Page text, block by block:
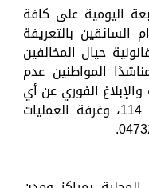
اليومية على كافة
السائقين بالتعريفة
حيال المخالفين
المواطنين عدم
الفوري عن أي
مخالفة على أرقام الخط الساخنة 114، وغرفة العمليات